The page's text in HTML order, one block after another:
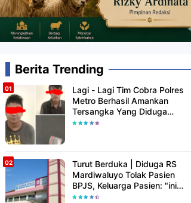
Berita Trending
Lagi - Lagi Tim Cobra Polres
Metro Berhasil Amankan
Tersangka Yang Diduga
Pengguna Narkotika
Turut Berduka | Diduga RS
Mardiwaluyo Tolak Pasien
BPJS, Keluarga Pasien: "ini
Yang Katanya Bukan Keadaan